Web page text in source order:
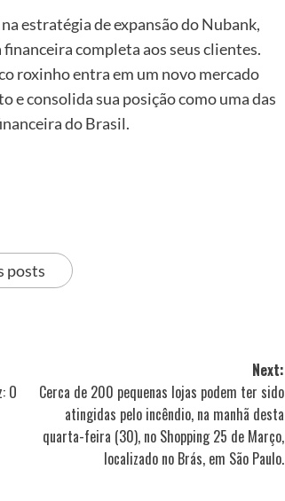
estratégia de expansão do Nubank,
completa aos seus clientes.
roxinho entra em um novo mercado
e consolida sua posição como uma das
do Brasil.
posts
O
Next:
Cerca de 200 pequenas lojas podem ter sido
atingidas pelo incêndio, na manhã desta
quarta-feira (30), no Shopping 25 de Março,
localizado no Brás, em São Paulo.